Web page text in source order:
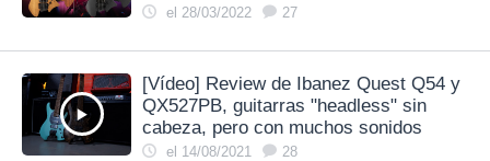
el 28/03/2022 27
[Vídeo] Review de Ibanez Quest Q54 y
QX527PB, guitarras "headless" sin
cabeza, pero con muchos sonidos
el 14/08/2021 28